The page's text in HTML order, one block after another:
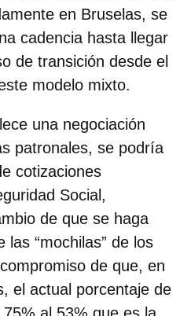
en Bruselas, se
cadencia hasta llegar
de transición desde el
modelo mixto.
una negociación
patronales, se podría
cotizaciones
Social,
de que se haga
las “mochilas” de los
de que, en
el actual porcentaje de